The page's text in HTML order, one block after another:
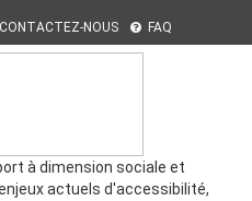
CONTACTEZ-NOUS FAQ
à dimension sociale et
actuels d'accessibilité,